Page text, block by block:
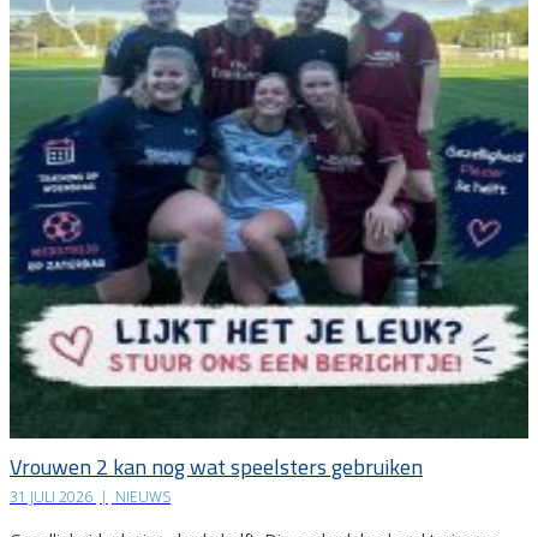
Vrouwen 2 kan nog wat speelsters gebruiken
31 JULI 2026 | NIEUWS